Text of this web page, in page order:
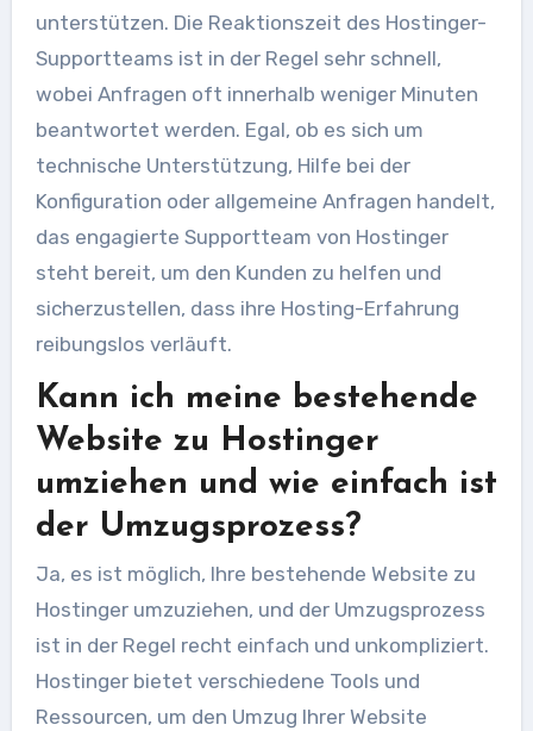
unterstützen. Die Reaktionszeit des Hostinger-
Supportteams ist in der Regel sehr schnell,
wobei Anfragen oft innerhalb weniger Minuten
beantwortet werden. Egal, ob es sich um
technische Unterstützung, Hilfe bei der
Konfiguration oder allgemeine Anfragen handelt,
das engagierte Supportteam von Hostinger
steht bereit, um den Kunden zu helfen und
sicherzustellen, dass ihre Hosting-Erfahrung
reibungslos verläuft.
Kann ich meine bestehende
Website zu Hostinger
umziehen und wie einfach ist
der Umzugsprozess?
Ja, es ist möglich, Ihre bestehende Website zu
Hostinger umzuziehen, und der Umzugsprozess
ist in der Regel recht einfach und unkompliziert.
Hostinger bietet verschiedene Tools und
Ressourcen, um den Umzug Ihrer Website